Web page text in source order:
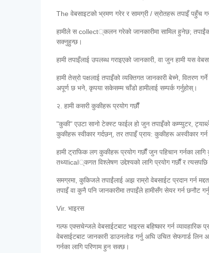
The वेबसाइटको भ्रमण गरेर र सामग्री / स्रोतहरू तपाइँ पहुँच
हामीले स collect्कलन गरेको जानकारीमा सामिल हुनेछ; तपाईंको
सक्नुहुन्छ।
हामी तपाइँलाई उपलब्ध गराइएको जानकारी, वा जुन हामी यस
हामी तेस्रो पक्षलाई तपाइँको व्यक्तिगत जानकारी बेच्ने, वितरण
अपूर्ण छ भने, कृपया सकेसम्म चाँडो हामीलाई सम्पर्क गर्नुहोस्।
२. हामी कसरी कुकीहरू प्रयोग गर्छौं
"कुकी" एउटा सानो टेक्स्ट फाईल हो जुन तपाइँको कम्प्युटर,
कुकीहरू स्वीकार गर्दछन्, तर तपाइँ प्राय: कुकीहरू अस्वीकार
हामी ट्राफिक लग कुकीहरू प्रयोग गर्छौं जुन पहिचान गर्नका
तथ्याical्कगत विश्लेषण उद्देश्यको लागि प्रयोग गर्छौं र त्यसपछि
समग्रमा, कुकिजले तपाईंलाई अझ राम्रो वेबसाईट प्रदान गर्न
तपाइँ वा कुनै पनि जानकारीमा तपाइँले हामीसँग सेयर गर्न छनौट
Vir. भाइरस
गल्फ एक्सचेन्जले वेबसाईटबाट भाइरस बहिष्कार गर्न
वेबसाईटबाट जानकारी डाउनलोड गर्नु अघि उचित सेफगार्ड लिन
गर्नका लागि परिणाम हुन सक्छ।